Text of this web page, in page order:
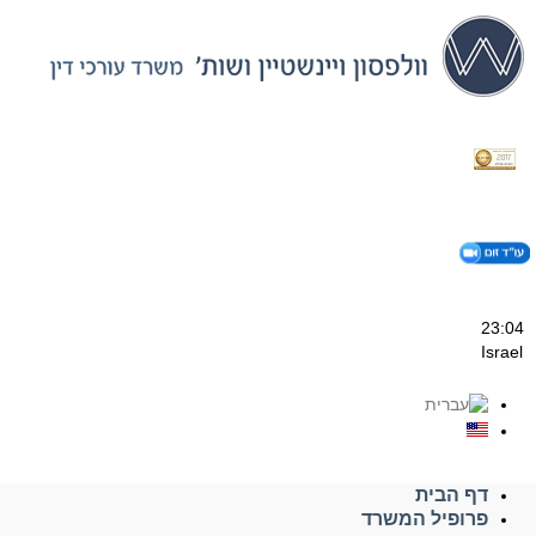
לתוכן
23:04
Israel
דף הבית
פרופיל המשרד